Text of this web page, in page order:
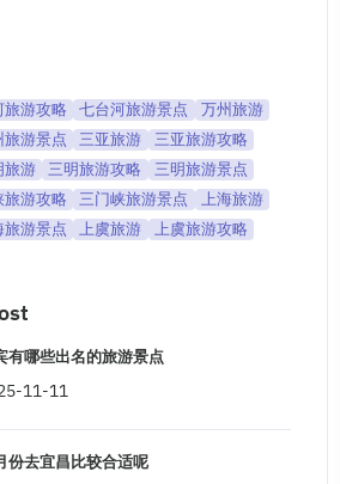
旅游攻略 七台河旅游景点
万州旅游
旅游景点 三亚旅游
三亚旅游攻略
旅游 三明旅游攻略
三明旅游景点
旅游攻略 三门峡旅游景点
上海旅游
旅游景点 上虞旅游 上虞旅游攻略
有哪些出名的旅游景点
11-11
份去宜昌比较合适呢